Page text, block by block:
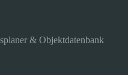
& Objektdatenbank